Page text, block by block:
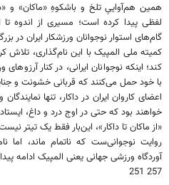
همین هم‌آواییِ تلخ و باشکوهِ «ماکان» و
لفظی پیدا کرده است؛ مسیری از اندوه تا
گام‌های استوار نوجوانان ورزشکار ایران در
کمیته ملی المپیک با این نام‌گذاری، تلاش
کند؛ اینکه نوجوانان ایرانی، در کنار
با خود حمل می‌کنند که قربانی خشونت و
اعضای کاروان ایران در داکار، تنها
خواهند بود که حتی در اوج درد و داغ،
«از ماکان تا داکار»، این‌بار فقط یک تیتر
روایت نوجوانی‌ست که ناتمام ماند، اما
آوردگاه ورزشی جهانی یعنی المپیک ادامه
257 251